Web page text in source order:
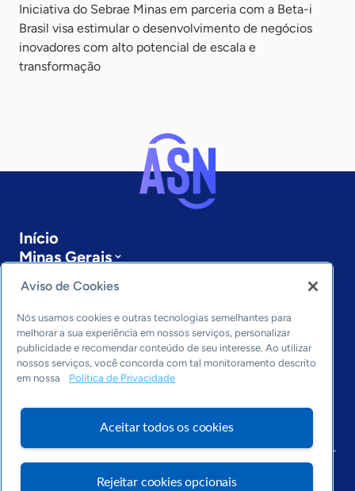
Iniciativa do Sebrae Minas em parceria com a Beta-i
Brasil visa estimular o desenvolvimento de negócios
inovadores com alto potencial de escala e
transformação
Início
Minas Gerais
Últimas notícias
Entre em contato
Editorias
Economia & Política
Inovação & Tecnologia
Arquivo
Aviso de Cookies
Nós usamos cookies e outras tecnologias semelhantes para
melhorar a sua experiência em nossos serviços, personalizar
publicidade e recomendar conteúdo de seu interesse. Ao utilizar
nossos serviços, você concorda com tal monitoramento descrito
em nossa
Política de Privacidade
Aceitar todos os cookies
Rejeitar cookies opcionais